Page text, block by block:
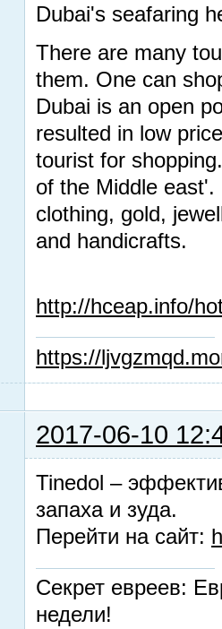
Dubai's seafaring
There are many
them. One can
Dubai is an open
resulted in low
tourist for
of the Middle
clothing, gold,
and handicrafts.
http://hceap.info/
https://
2017-06-10
Tinedol –
запаха и зуда.
Перейти на сайт:
Секрет евреев:
недели!